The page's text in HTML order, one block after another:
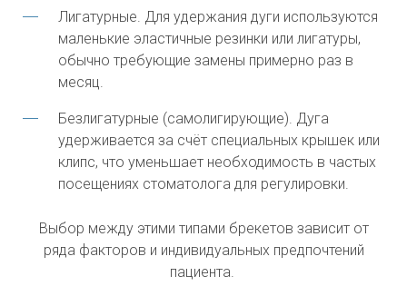
Лигатурные. Для удержания дуги используются
маленькие эластичные резинки или лигатуры,
обычно требующие замены примерно раз в
месяц.
Безлигатурные (самолигирующие). Дуга
удерживается за счёт специальных крышек или
клипс, что уменьшает необходимость в частых
посещениях стоматолога для регулировки.
Выбор между этими типами брекетов зависит от
ряда факторов и индивидуальных предпочтений
пациента.